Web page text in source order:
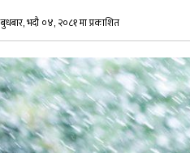
बुधबार, भदौ ०४, २०८१ मा प्रकाशित